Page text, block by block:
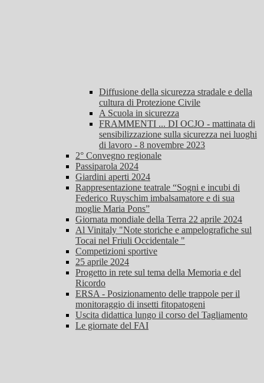
Diffusione della sicurezza stradale e della
cultura di Protezione Civile
A Scuola in sicurezza
FRAMMENTI ... DI OCJO - mattinata di
sensibilizzazione sulla sicurezza nei luoghi
di lavoro - 8 novembre 2023
2° Convegno regionale
Passiparola 2024
Giardini aperti 2024
Rappresentazione teatrale “Sogni e incubi di
Federico Ruyschim imbalsamatore e di sua
moglie Maria Pons”
Giornata mondiale della Terra 22 aprile 2024
Al Vinitaly "Note storiche e ampelografiche sul
Tocai nel Friuli Occidentale "
Competizioni sportive
25 aprile 2024
Progetto in rete sul tema della Memoria e del
Ricordo
ERSA - Posizionamento delle trappole per il
monitoraggio di insetti fitopatogeni
Uscita didattica lungo il corso del Tagliamento
Le giornate del FAI